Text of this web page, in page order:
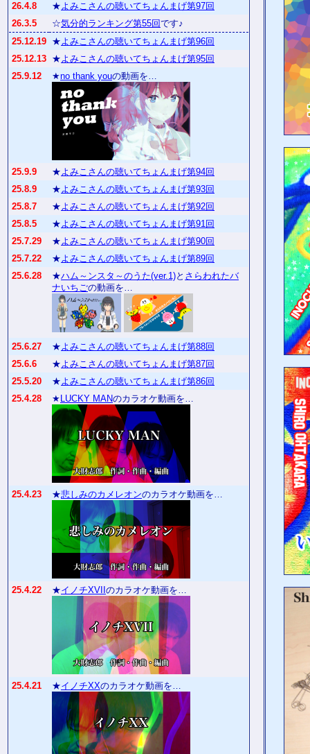
26.4.8 ★よみこさんの聴いてちょんまげ第97回
26.3.5
☆気分的ランキング第55回です♪
25.12.19 ★よみこさんの聴いてちょんまげ第96回
25.12.13 ★よみこさんの聴いてちょんまげ第95回
25.9.12
★no thank youの動画を…
25.9.9 ★よみこさんの聴いてちょんまげ第94回
25.8.9
★よみこさんの聴いてちょんまげ第93回
25.8.7
★よみこさんの聴いてちょんまげ第92回
25.8.5
★よみこさんの聴いてちょんまげ第91回
25.7.29
★よみこさんの聴いてちょんまげ第90回
25.7.22
★よみこさんの聴いてちょんまげ第89回
25.6.28
★ハム～ンスタ～のうた(ver.1)と さらわれたバ
ナいちごの動画を…
25.6.27 ★よみこさんの聴いてちょんまげ第88回
25.6.6
★よみこさんの聴いてちょんまげ第87回
25.5.20
★よみこさんの聴いてちょんまげ第86回
25.4.28
★ LUCKY MANのカラオケ動画を…
25.4.23 ★悲しみのカメレオンのカラオケ動画を…
25.4.22 ★イノチXVII のカラオケ動画を…
25.4.21 ★イノチXXのカラオケ動画を…